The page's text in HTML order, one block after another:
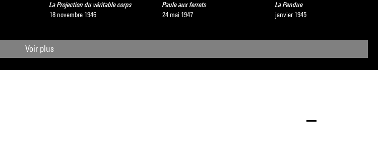
La Projection du véritable corps
18 novembre 1946
Paule aux ferrets
24 mai 1947
La Pendue
janvier 1945
Voir plus